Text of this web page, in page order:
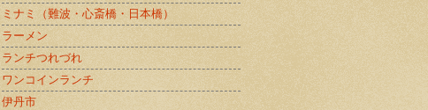
ミナミ（難波・心斎橋・日本橋）
ラーメン
ランチつれづれ
ワンコインランチ
伊丹市